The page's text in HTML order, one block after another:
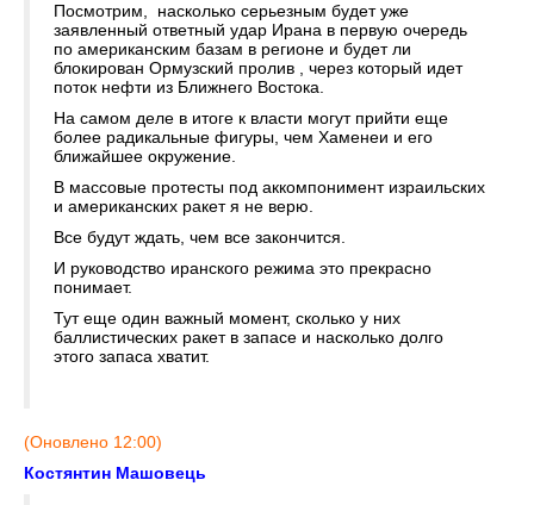
Посмотрим, насколько серьезным будет уже
заявленный ответный удар Ирана в первую очередь
по американским базам в регионе и будет ли
блокирован Ормузский пролив , через который идет
поток нефти из Ближнего Востока.
На самом деле в итоге к власти могут прийти еще
более радикальные фигуры, чем Хаменеи и его
ближайшее окружение.
В массовые протесты под аккомпонимент израильских
и американских ракет я не верю.
Все будут ждать, чем все закончится.
И руководство иранского режима это прекрасно
понимает.
Тут еще один важный момент, сколько у них
баллистических ракет в запасе и насколько долго
этого запаса хватит.
(Оновлено 12:00)
Костянтин Машовець